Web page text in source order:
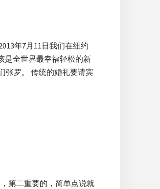
年7月11日我们在纽约
是全世界最幸福轻松的新
张罗。 传统的婚礼要请宾
第二重要的，简单点说就